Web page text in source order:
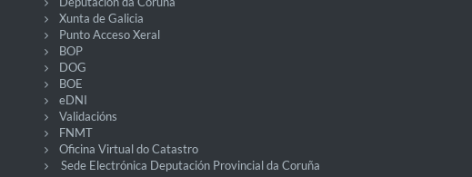
Xunta de Galicia
Punto Acceso Xeral
BOP
DOG
BOE
eDNI
Validacións
FNMT
Oficina Virtual do Catastro
Sede Electrónica Deputación Provincial da Coruña